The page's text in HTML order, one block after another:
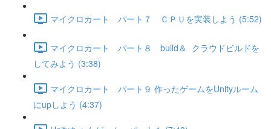
マイクロカート パート７ ＣＰＵを実装しよう (5:52)
マイクロカート パート８ build＆ クラウドビルドを
してみよう (3:38)
マイクロカート パート９ 作ったゲームをUnityルーム
にupしよう (4:37)